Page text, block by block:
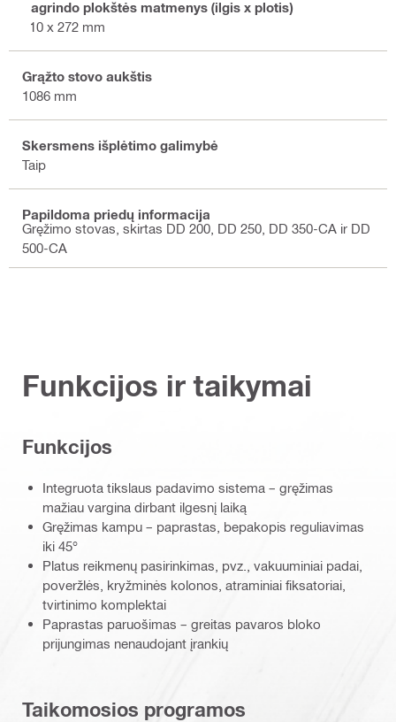
Pagrindo plokštės matmenys (ilgis x plotis)
410 x 272 mm
Grąžto stovo aukštis
1086 mm
Skersmens išplėtimo galimybė
Taip
Papildoma priedų informacija
Gręžimo stovas, skirtas DD 200, DD 250, DD 350-CA ir DD
500-CA
Funkcijos ir taikymai
Funkcijos
Integruota tikslaus padavimo sistema – gręžimas
mažiau vargina dirbant ilgesnį laiką
Gręžimas kampu – paprastas, bepakopis reguliavimas
iki 45°
Platus reikmenų pasirinkimas, pvz., vakuuminiai padai,
poveržlės, kryžminės kolonos, atraminiai fiksatoriai,
tvirtinimo komplektai
Paprastas paruošimas – greitas pavaros bloko
prijungimas nenaudojant įrankių
Taikomosios programos